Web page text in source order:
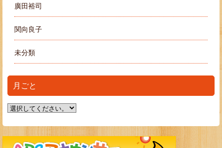
廣田裕司
関向良子
未分類
月ごと